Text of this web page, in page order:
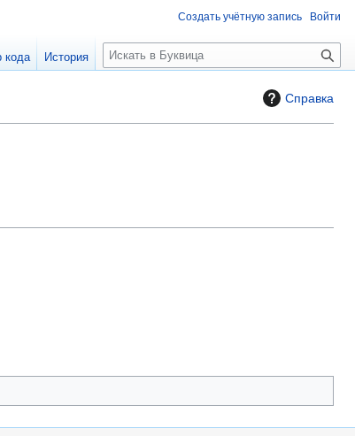
Справка
Создать учётную запись Войти
кода История
П
о
к